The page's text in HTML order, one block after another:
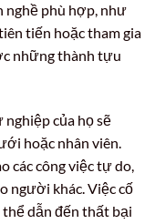
nghề phù hợp, như
tiến hoặc tham gia
những thành tựu
nghiệp của họ sẽ
hoặc nhân viên.
các công việc tự do,
người khác. Việc cố
thể dẫn đến thất bại